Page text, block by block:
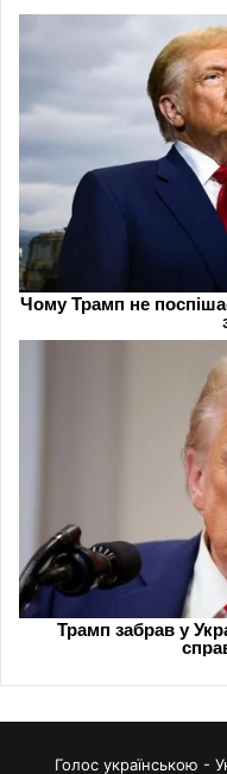
Голос українською -